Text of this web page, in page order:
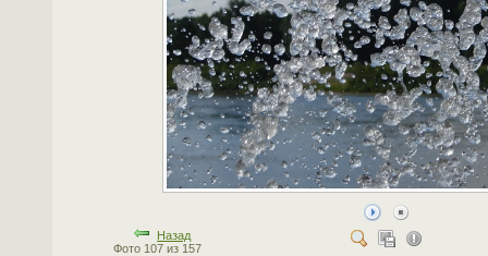
Назад
Фото 107 из 157